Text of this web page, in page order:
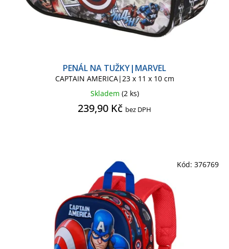
PENÁL NA TUŽKY|MARVEL
CAPTAIN AMERICA|23 x 11 x 10 cm
Skladem (2 ks)
239,90 Kč bez DPH
Kód: 376769